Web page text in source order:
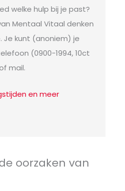
welke hulp bij je past?
Mentaal Vitaal denken
Je kunt (anoniem) je
(0900-1994, 10ct
mail.
en meer
oorzaken van